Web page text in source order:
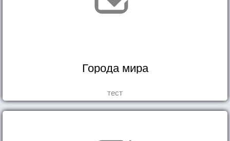
Города мира
тест